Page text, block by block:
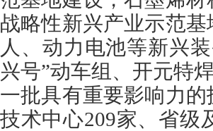
战略性新兴产业示范
人、动力电池等新兴
兴号”动车组、开元特
一批具有重要影响力
技术中心209家、省级